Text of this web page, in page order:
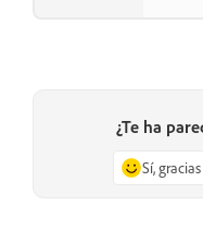
¿Te ha
Sí, gracias